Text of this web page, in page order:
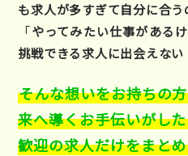
も求人が多すぎて自分に合
「やってみたい仕事がある
挑戦できる求人に出会えない
そんな想いをお持ちの
来へ導くお手伝いがし
歓迎の求人だけをまと